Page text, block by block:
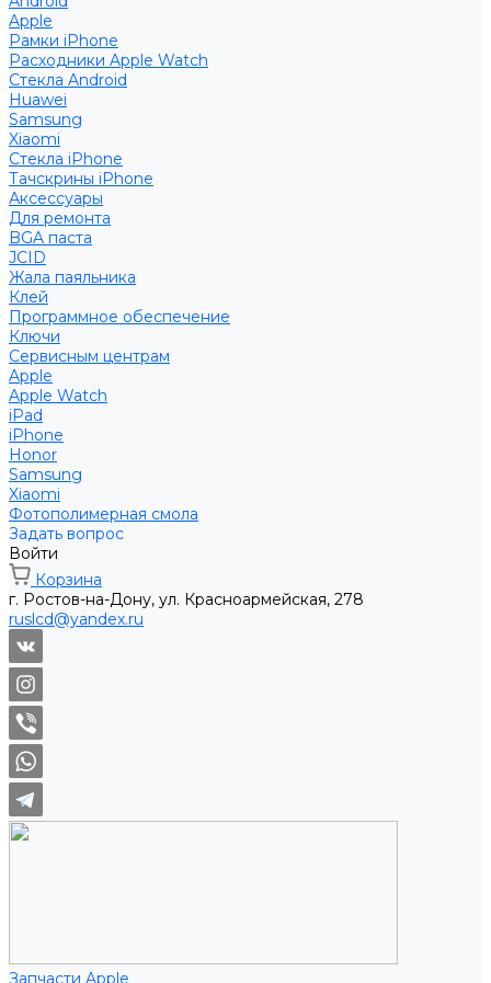
Apple
Рамки iPhone
Расходники Apple Watch
Стекла Android
Huawei
Samsung
Xiaomi
Стекла iPhone
Тачскрины iPhone
Аксессуары
Для ремонта
BGA паста
JCID
Жала паяльника
Клей
Программное обеспечение
Ключи
Сервисным центрам
Apple
Apple Watch
iPad
iPhone
Honor
Samsung
Xiaomi
Фотополимерная смола
Задать вопрос
Войти
Корзина
г. Ростов-на-Дону, ул. Красноармейская, 278
ruslcd@yandex.ru
Запчасти Apple